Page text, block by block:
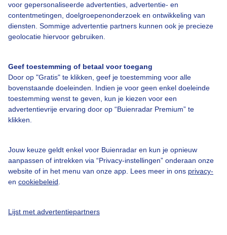
voor gepersonaliseerde advertenties, advertentie- en
contentmetingen, doelgroepenonderzoek en ontwikkeling van
diensten. Sommige advertentie partners kunnen ook je precieze
geolocatie hiervoor gebruiken.
Geef toestemming of betaal voor toegang
Door op "Gratis" te klikken, geef je toestemming voor alle
bovenstaande doeleinden. Indien je voor geen enkel doeleinde
toestemming wenst te geven, kun je kiezen voor een
advertentievrije ervaring door op “Buienradar Premium” te
klikken.
Jouw keuze geldt enkel voor Buienradar en kun je opnieuw
aanpassen of intrekken via “Privacy-instellingen” onderaan onze
website of in het menu van onze app. Lees meer in ons privacy-
en cookiebeleid
Lijst met advertentiepartners
Over Buienradar
Bedrijfsgegevens
Contact
Toegankelijkheid
Gebruikersvoorwaarden
Adverteren
Privacy beleid
Cookie beleid